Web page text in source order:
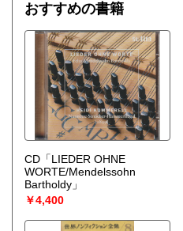
おすすめの書籍
CD「LIEDER OHNE
WORTE/Mendelssohn
Bartholdy」
￥4,400